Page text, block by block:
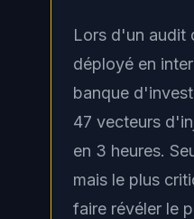
Lors d'un audit
déployé en
banque
47 vecteurs
en 3 heures.
mais le plus
faire révéler le